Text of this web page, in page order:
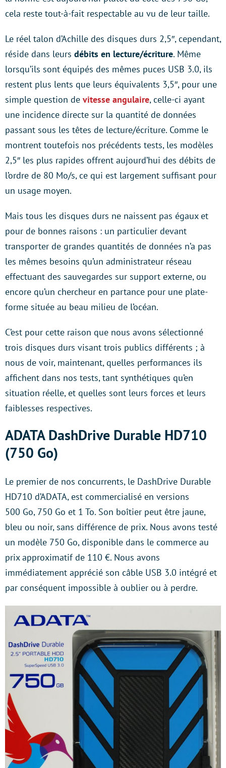
cela reste tout-à-fait respectable au vu de leur taille.
Le réel talon d’Achille des disques durs 2,5″, cependant,
réside dans leurs débits en lecture/écriture. Même
lorsqu’ils sont équipés des mêmes puces USB 3.0, ils
restent plus lents que leurs équivalents 3,5″, pour une
simple question de vitesse angulaire, celle-ci ayant
une incidence directe sur la quantité de données
passant sous les têtes de lecture/écriture. Comme le
montrent toutefois nos précédents tests, les modèles
2,5″ les plus rapides offrent aujourd’hui des débits de
l’ordre de 80 Mo/s, ce qui est largement suffisant pour
un usage moyen.
Mais tous les disques durs ne naissent pas égaux et
pour de bonnes raisons : un particulier devant
transporter de grandes quantités de données n’a pas
les mêmes besoins qu’un administrateur réseau
effectuant des sauvegardes sur support externe, ou
encore qu’un chercheur en partance pour une plate-
forme située au beau milieu de l’océan.
C’est pour cette raison que nous avons sélectionné
trois disques durs visant trois publics différents ; à
nous de voir, maintenant, quelles performances ils
affichent dans nos tests, tant synthétiques qu’en
situation réelle, et quelles sont leurs forces et leurs
faiblesses respectives.
ADATA DashDrive Durable HD710
(750 Go)
Le premier de nos concurrents, le DashDrive Durable
HD710 d’ADATA, est commercialisé en versions
500 Go, 750 Go et 1 To. Son boîtier peut être jaune,
bleu ou noir, sans différence de prix. Nous avons testé
un modèle 750 Go, disponible dans le commerce au
prix approximatif de 110 €. Nous avons
immédiatement apprécié son câble USB 3.0 intégré et
par conséquent impossible à oublier ou à perdre.